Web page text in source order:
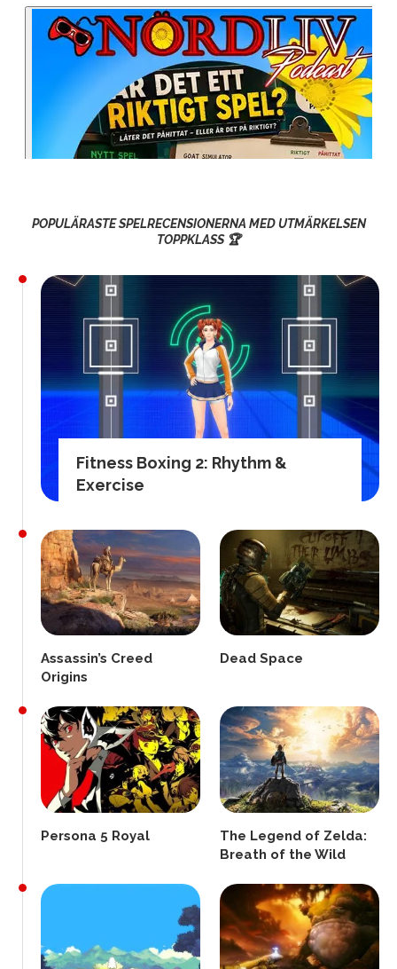
POPULÄRASTE SPELRECENSIONERNA MED UTMÄRKELSEN
TOPPKLASS 🏆
Fitness Boxing 2: Rhythm &
Exercise
Assassin’s Creed
Origins
Dead Space
Persona 5 Royal
The Legend of Zelda:
Breath of the Wild